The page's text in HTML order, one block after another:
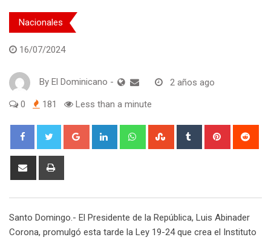
Nacionales
16/07/2024
By El Dominicano - 2 años ago
0 181 Less than a minute
Google+ LinkedIn WhatsappStumbleUpon
Tumblr Pinterest
Share
Santo Domingo.- El Presidente de la República, Luis Abinader
Corona, promulgó esta tarde la Ley 19-24 que crea el Instituto